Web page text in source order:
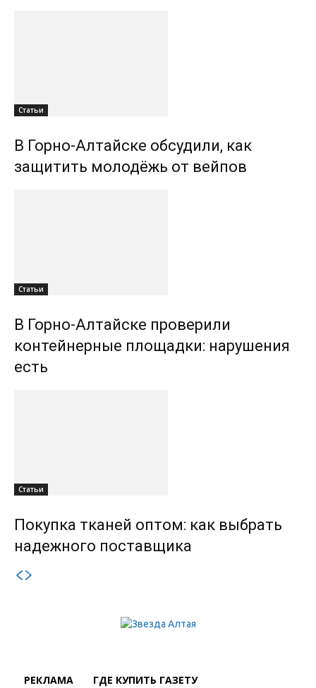
Статьи
В Горно-Алтайске обсудили, как
защитить молодёжь от вейпов
Статьи
В Горно-Алтайске проверили
контейнерные площадки: нарушения
есть
Статьи
Покупка тканей оптом: как выбрать
надежного поставщика
РЕКЛАМА ГДЕ КУПИТЬ ГАЗЕТУ